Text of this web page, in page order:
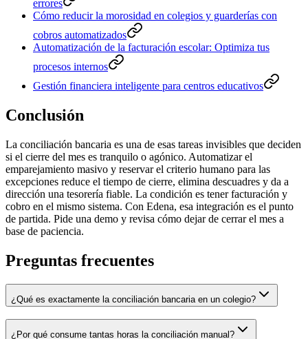
errores
Cómo reducir la morosidad en colegios y guarderías con
cobros automatizados
Automatización de la facturación escolar: Optimiza tus
procesos internos
Gestión financiera inteligente para centros educativos
Conclusión
La conciliación bancaria es una de esas tareas invisibles que deciden
si el cierre del mes es tranquilo o agónico. Automatizar el
emparejamiento masivo y reservar el criterio humano para las
excepciones reduce el tiempo de cierre, elimina descuadres y da a
dirección una tesorería fiable. La condición es tener facturación y
cobro en el mismo sistema. Con Edena, esa integración es el punto
de partida. Pide una demo y revisa cómo dejar de cerrar el mes a
base de paciencia.
Preguntas frecuentes
¿Qué es exactamente la conciliación bancaria en un colegio?
¿Por qué consume tantas horas la conciliación manual?